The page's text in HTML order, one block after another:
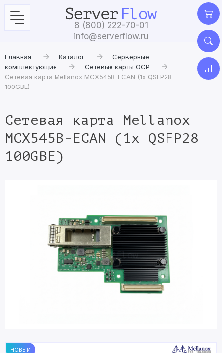
8 (800) 222-70-01
info@serverflow.ru
Главная Каталог
Серверные
комплектующие
Сетевые карты OCP
Сетевая карта Mellanox MCX545B-ECAN (1x QSFP28
100GBE)
Сетевая карта Mellanox
MCX545B-ECAN (1x QSFP28
100GBE)
НОВЫЙ